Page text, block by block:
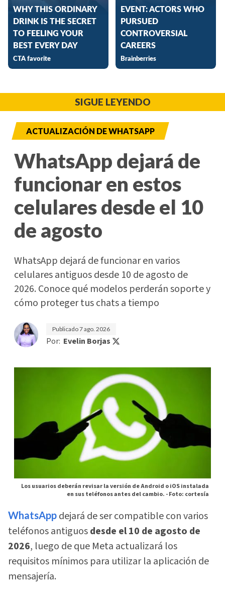
SIGUE LEYENDO
ACTUALIZACIÓN DE WHATSAPP
WhatsApp dejará de
funcionar en estos
celulares desde el 10
de agosto
WhatsApp dejará de funcionar en varios
celulares antiguos desde 10 de agosto de
2026. Conoce qué modelos perderán soporte y
cómo proteger tus chats a tiempo
Publicado7 ago. 2026
Por: Evelin Borjas
Los usuarios deberán revisar la versión de Android o iOS instalada
en sus teléfonos antes del cambio. -Foto: cortesía
WhatsApp dejará de ser compatible con varios
teléfonos antiguosdesde el 10 de agosto de
2026, luego de que Meta actualizará los
requisitos mínimos para utilizar la aplicación de
mensajería.